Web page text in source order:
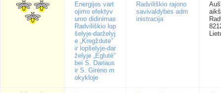
Energijos vart
ojimo efektyv
umo didinimas
Radviliškio lop
šelyje-darželyj
e „Kregždutė”
ir lopšelyje-dar
želyje „Eglutė”
bei S. Dariaus
ir S. Girėno m
okykloje
Radviliškio rajono
savivaldybės adm
inistracija